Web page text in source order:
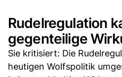
Rudelregulation
gegenteilige
Sie kritisiert: Die
heutigen Wolfspolitik